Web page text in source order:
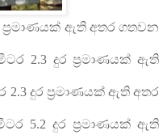
ප්‍රමාණයක් ඇති අතර ගතවන
2.3 දුර ප්‍රමාණයක් ඇති
දුර ප්‍රමාණයක් ඇති අතර
5.2 දුර ප්‍රමාණයක් ඇති